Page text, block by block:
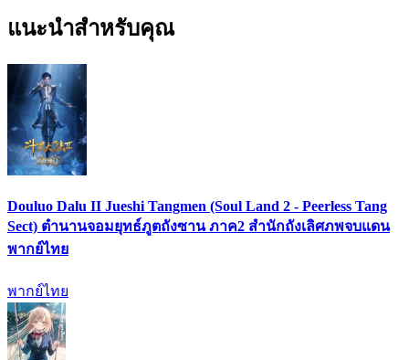
แนะนำสำหรับคุณ
Douluo Dalu II Jueshi Tangmen (Soul Land 2 - Peerless Tang
Sect) ตำนานจอมยุทธ์ภูตถังซาน ภาค2 สำนักถังเลิศภพจบแดน
พากย์ไทย
พากย์ไทย